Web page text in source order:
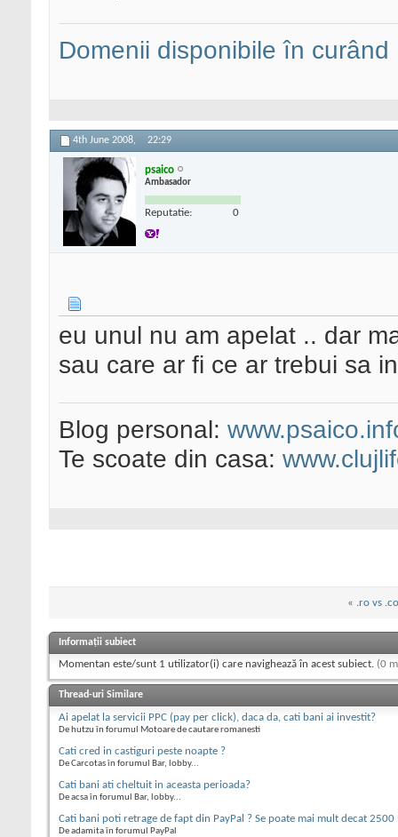
Domenii disponibile în curând
4th June 2008, 22:29
psaico
Ambasador
Reputatie: 0
eu unul nu am apelat .. dar
sau care ar fi ce ar trebui sa
Blog personal:
Te scoate din casa:
« .ro vs
Informații subiect
Momentan este/sunt 1 utilizator(i) care navighează în acest subiect. (0
Thread-uri Similare
Ai apelat la servicii PPC (pay per click), daca da, cati bani ai investit?
De hutzu în forumul Motoare de cautare romanesti
Cati cred in castiguri peste noapte ?
De Carcotas în forumul Bar, lobby...
Cati bani ati cheltuit in aceasta perioada?
De acsa în forumul Bar, lobby...
Cati bani poti retrage de fapt din PayPal ? Se poate mai mult decat 2500
De adamita în forumul PayPal